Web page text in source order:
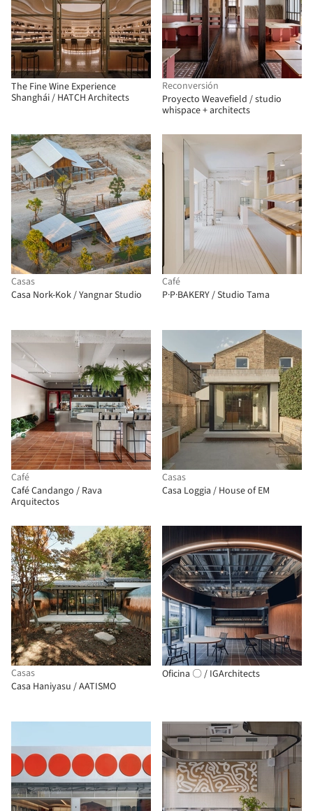
The Fine Wine Experience
Shanghái / HATCH Architects
Reconversión
Proyecto Weavefield / studio
whispace + architects
Casas
Casa Nork-Kok / Yangnar Studio
Café
P·P·BAKERY / Studio Tama
Café
Café Candango / Rava
Arquitectos
Casas
Casa Loggia / House of EM
Casas
Casa Haniyasu / AATISMO
Oficina 〇 / IGArchitects